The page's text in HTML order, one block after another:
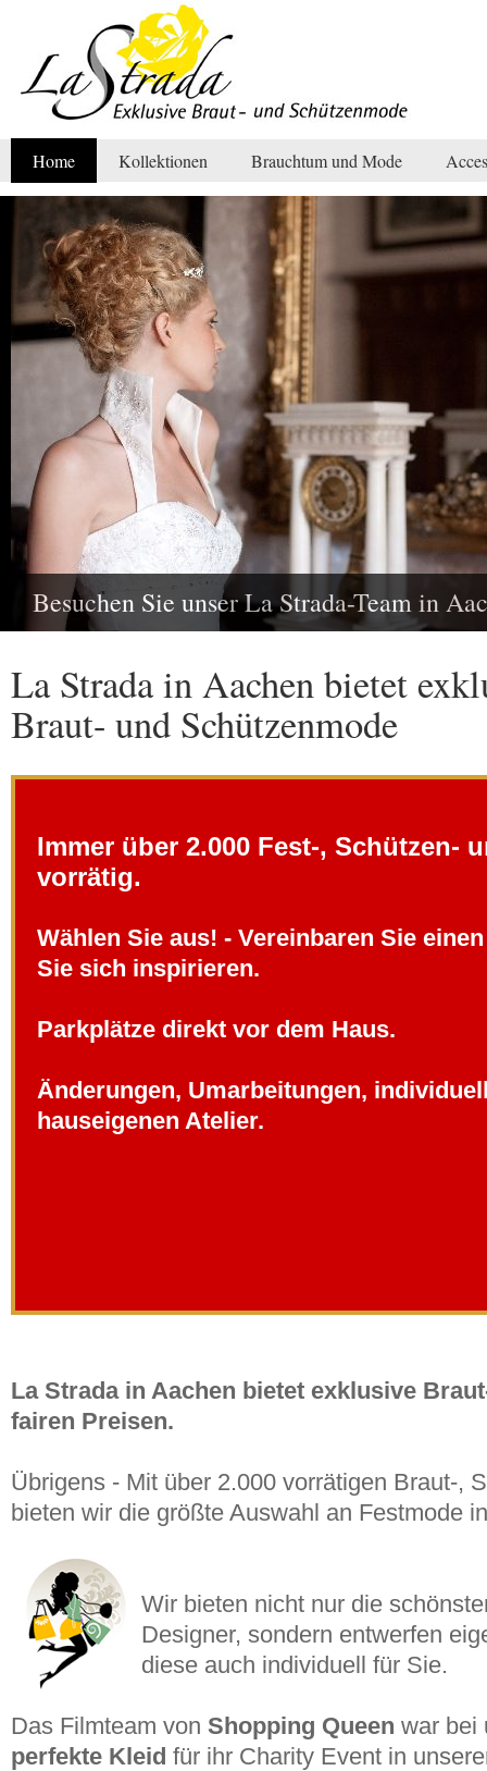
Home Kollektionen Brauchtum und Mode
Besuchen Sie unser La Strada-Team in
La Strada in Aachen bietet
Braut- und Schützenmode
Immer über 2.000 Fest-, Schützen-
vorrätig.
Wählen Sie aus! - Vereinbaren Sie
Sie sich inspirieren.
Parkplätze direkt vor dem Haus.
Änderungen, Umarbeitungen,
hauseigenen Atelier.
La Strada in Aachen bietet exklusive
fairen Preisen.
Übrigens - Mit über 2.000 vorrätigen Braut-,
bieten wir die größte Auswahl an Festmode
Wir bieten nicht nur die
Designer, sondern entwerfen
diese auch individuell für Sie.
Das Filmteam von Shopping Queen war bei
perfekte Kleid für ihr Charity Event in